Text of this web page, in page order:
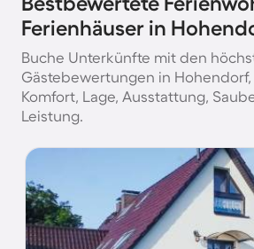
Ferienhäuser in
Buche Unterkünfte mit den
Gästebewertungen in
Komfort, Lage, Ausstattung,
Leistung.